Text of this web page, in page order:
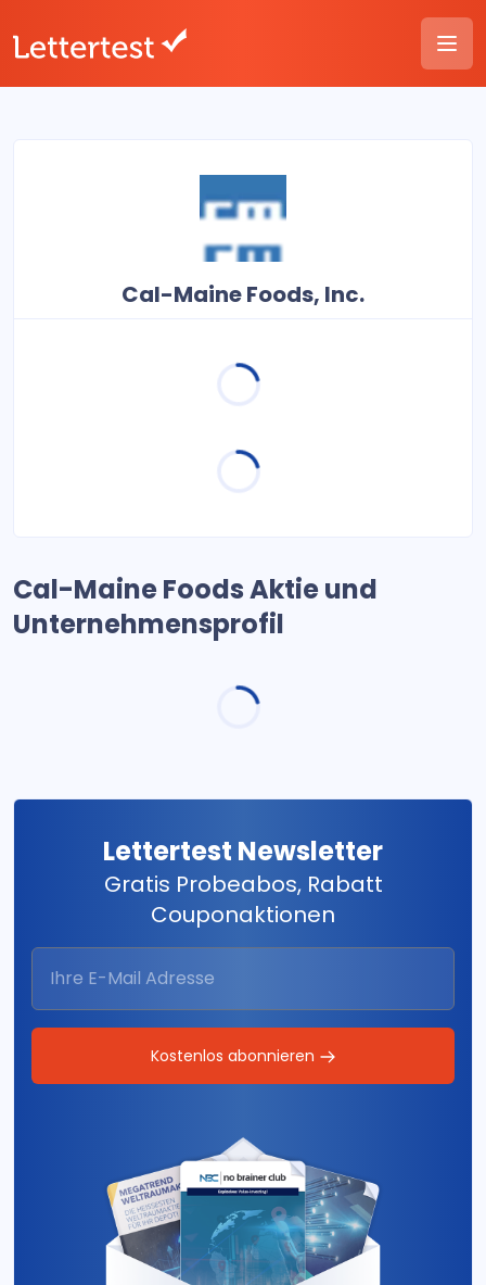
Cal-Maine Foods, Inc.
Cal-Maine Foods Aktie und
Unternehmensprofil
Lettertest Newsletter
Gratis Probeabos, Rabatt
Couponaktionen
Kostenlos abonnieren